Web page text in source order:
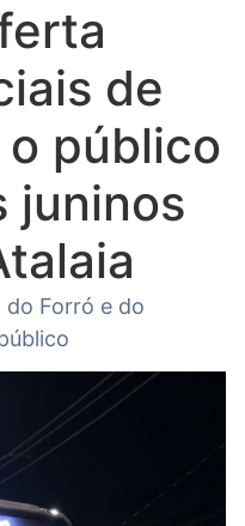
de
público
juninos
do Forró e do